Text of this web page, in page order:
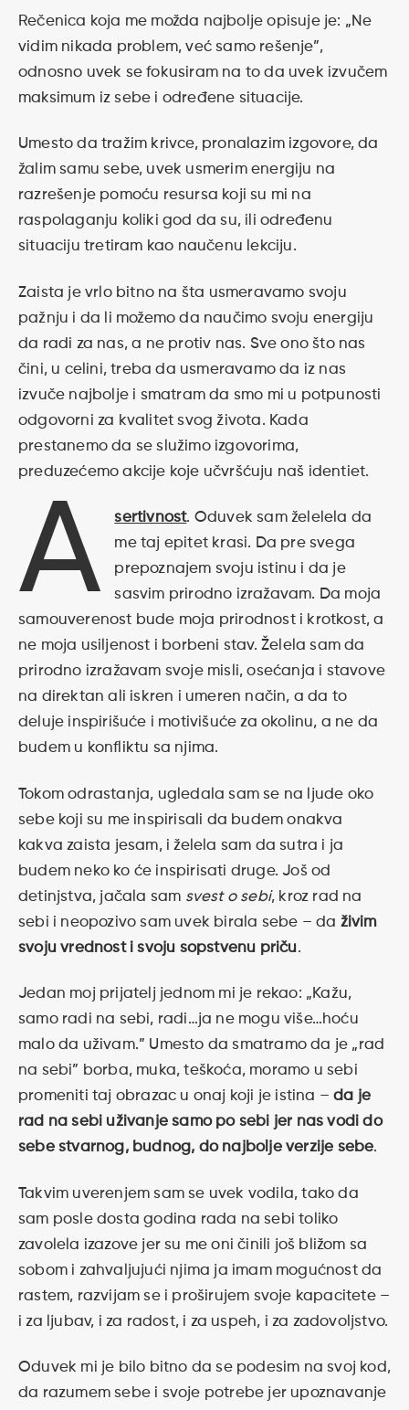
Rečenica koja me možda najbolje opisuje je: „Ne
vidim nikada problem, već samo rešenje”,
odnosno uvek se fokusiram na to da uvek izvučem
maksimum iz sebe i određene situacije.
Umesto da tražim krivce, pronalazim izgovore, da
žalim samu sebe, uvek usmerim energiju na
razrešenje pomoću resursa koji su mi na
raspolaganju koliki god da su, ili određenu
situaciju tretiram kao naučenu lekciju.
Zaista je vrlo bitno na šta usmeravamo svoju
pažnju i da li možemo da naučimo svoju energiju
da radi za nas, a ne protiv nas. Sve ono što nas
čini, u celini, treba da usmeravamo da iz nas
izvuče najbolje i smatram da smo mi u potpunosti
odgovorni za kvalitet svog života. Kada
prestanemo da se služimo izgovorima,
preduzećemo akcije koje učvršćuju naš identiet.
A sertivnost. Oduvek sam želelela da
me taj epitet krasi. Da pre svega
prepoznajem svoju istinu i da je
sasvim prirodno izražavam. Da moja
samouverenost bude moja prirodnost i krotkost, a
ne moja usiljenost i borbeni stav. Želela sam da
prirodno izražavam svoje misli, osećanja i stavove
na direktan ali iskren i umeren način, a da to
deluje inspirišuće i motivišuće za okolinu, a ne da
budem u konfliktu sa njima.
Tokom odrastanja, ugledala sam se na ljude oko
sebe koji su me inspirisali da budem onakva
kakva zaista jesam, i želela sam da sutra i ja
budem neko ko će inspirisati druge. Još od
detinjstva, jačala sam svest o sebi, kroz rad na
sebi i neopozivo sam uvek birala sebe – da živim
svoju vrednost i svoju sopstvenu priču.
Jedan moj prijatelj jednom mi je rekao: „Kažu,
samo radi na sebi, radi…ja ne mogu više…hoću
malo da uživam.” Umesto da smatramo da je „rad
na sebi” borba, muka, teškoća, moramo u sebi
promeniti taj obrazac u onaj koji je istina –da je
rad na sebi uživanje samo po sebi jer nas vodi do
sebe stvarnog, budnog, do najbolje verzije sebe.
Takvim uverenjem sam se uvek vodila, tako da
sam posle dosta godina rada na sebi toliko
zavolela izazove jer su me oni činili još bližom sa
sobom i zahvaljujući njima ja imam mogućnost da
rastem, razvijam se i proširujem svoje kapacitete –
i za ljubav, i za radost, i za uspeh, i za zadovoljstvo.
Oduvek mi je bilo bitno da se podesim na svoj kod,
da razumem sebe i svoje potrebe jer upoznavanje